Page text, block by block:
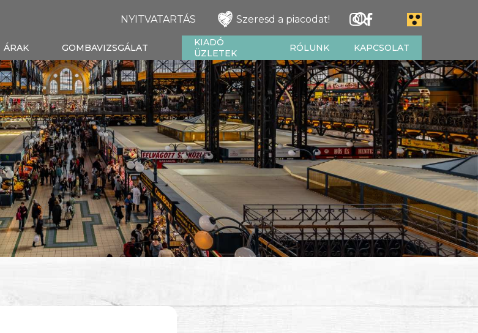
NYITVATARTÁS Szeresd a piacodat!
ÁRAK GOMBAVIZSGÁLAT
KIADÓ
ÜZLETEK
RÓLUNK KAPCSOLAT